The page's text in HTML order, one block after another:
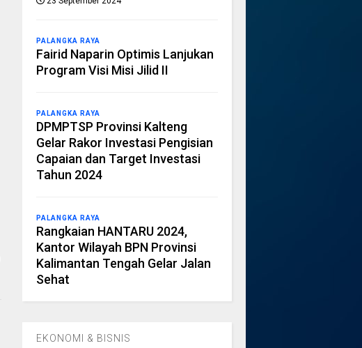
PALANGKA RAYA
Fairid Naparin Optimis Lanjukan
Program Visi Misi Jilid II
PALANGKA RAYA
DPMPTSP Provinsi Kalteng
Gelar Rakor Investasi Pengisian
Capaian dan Target Investasi
Tahun 2024
PALANGKA RAYA
Rangkaian HANTARU 2024,
Kantor Wilayah BPN Provinsi
Kalimantan Tengah Gelar Jalan
Sehat
EKONOMI & BISNIS